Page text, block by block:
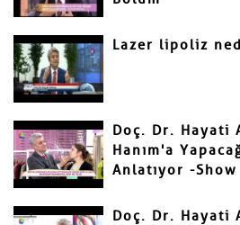
Lazer lipoliz
Doç. Dr. Hayati
Hanım'a
Anlatıyor -Show
Doç. Dr. Hayati